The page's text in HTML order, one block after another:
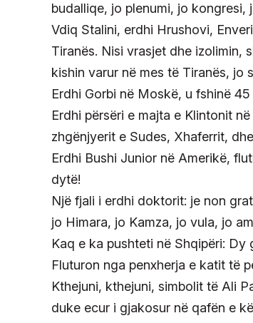
budalliqe, jo plenumi, jo kongresi,
Vdiq Stalini, erdhi Hrushovi,
Tiranës. Nisi vrasjet dhe izolimin,
kishin varur në mes të Tiranës, jo
Erdhi Gorbi në Moskë, u fshinë
Erdhi përsëri e majta e Klintonit
zhgënjyerit e Sudes, Xhaferrit,
Erdhi Bushi Junior në Amerikë,
dytë!
Një fjali i erdhi doktorit: je non
jo Himara, jo Kamza, jo vula, jo
Kaq e ka pushteti në Shqipëri:
Fluturon nga penxherja e katit të
Kthejuni, kthejuni, simbolit të Ali
duke ecur i gjakosur në qafën e